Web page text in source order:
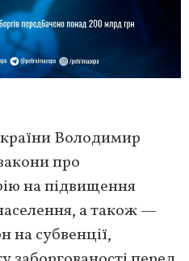
Володимир
про
на підвищення
а також —
на субвенції,